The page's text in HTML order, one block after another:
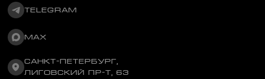
TELEGRAM
MAX
САНКТ-ПЕТЕРБУРГ,
ЛИГОВСКИЙ ПР-Т, 63